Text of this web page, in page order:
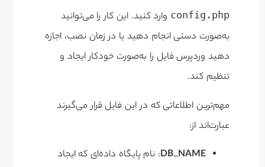
config.php وارد کنید. این کار را می‌توانید
به‌صورت دستی انجام دهید یا در زمان نصب، اجازه
دهید وردپرس فایل را به‌صورت خودکار ایجاد و
تنظیم کند.
مهم‌ترین اطلاعاتی که در این فایل قرار می‌گیرند
عبارت‌اند از:
DB_NAME: نام پایگاه داده‌ای که ایجاد